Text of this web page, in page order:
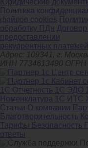
Юридические
Политика
файлов cookies
обработку ПДн
предоставлении
рекуррентных платежей
Адрес: 109341, г.
ИНН 7734613490 ОГРН
1С Отчетность 1С ЭДО
Номенклатура 1С ИТС
Статьи О компании
Благотворительность
Тарифы Безопасность
ответы